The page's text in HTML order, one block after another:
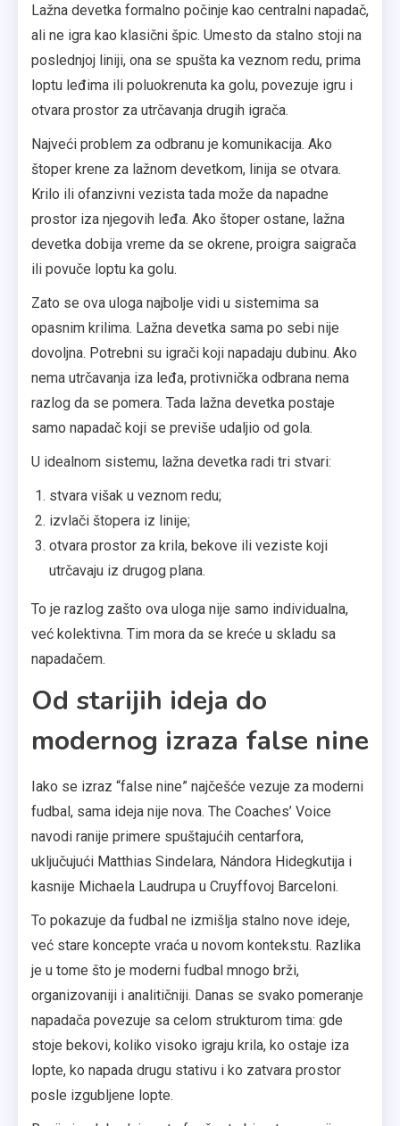
Lažna devetka formalno počinje kao centralni napadač,
ali ne igra kao klasični špic. Umesto da stalno stoji na
poslednjoj liniji, ona se spušta ka veznom redu, prima
loptu leđima ili poluokrenuta ka golu, povezuje igru i
otvara prostor za utrčavanja drugih igrača.
Najveći problem za odbranu je komunikacija. Ako
štoper krene za lažnom devetkom, linija se otvara.
Krilo ili ofanzivni vezista tada može da napadne
prostor iza njegovih leđa. Ako štoper ostane, lažna
devetka dobija vreme da se okrene, proigra saigrača
ili povuče loptu ka golu.
Zato se ova uloga najbolje vidi u sistemima sa
opasnim krilima. Lažna devetka sama po sebi nije
dovoljna. Potrebni su igrači koji napadaju dubinu. Ako
nema utrčavanja iza leđa, protivnička odbrana nema
razlog da se pomera. Tada lažna devetka postaje
samo napadač koji se previše udaljio od gola.
U idealnom sistemu, lažna devetka radi tri stvari:
stvara višak u veznom redu;
izvlači štopera iz linije;
otvara prostor za krila, bekove ili veziste koji
utrčavaju iz drugog plana.
To je razlog zašto ova uloga nije samo individualna,
već kolektivna. Tim mora da se kreće u skladu sa
napadačem.
Od starijih ideja do
modernog izraza false nine
Iako se izraz “false nine” najčešće vezuje za moderni
fudbal, sama ideja nije nova. The Coaches’ Voice
navodi ranije primere spuštajućih centarfora,
uključujući Matthias Sindelara, Nándora Hidegkutija i
kasnije Michaela Laudrupa u Cruyffovoj Barceloni.
To pokazuje da fudbal ne izmišlja stalno nove ideje,
već stare koncepte vraća u novom kontekstu. Razlika
je u tome što je moderni fudbal mnogo brži,
organizovaniji i analitičniji. Danas se svako pomeranje
napadača povezuje sa celom strukturom tima: gde
stoje bekovi, koliko visoko igraju krila, ko ostaje iza
lopte, ko napada drugu stativu i ko zatvara prostor
posle izgubljene lopte.